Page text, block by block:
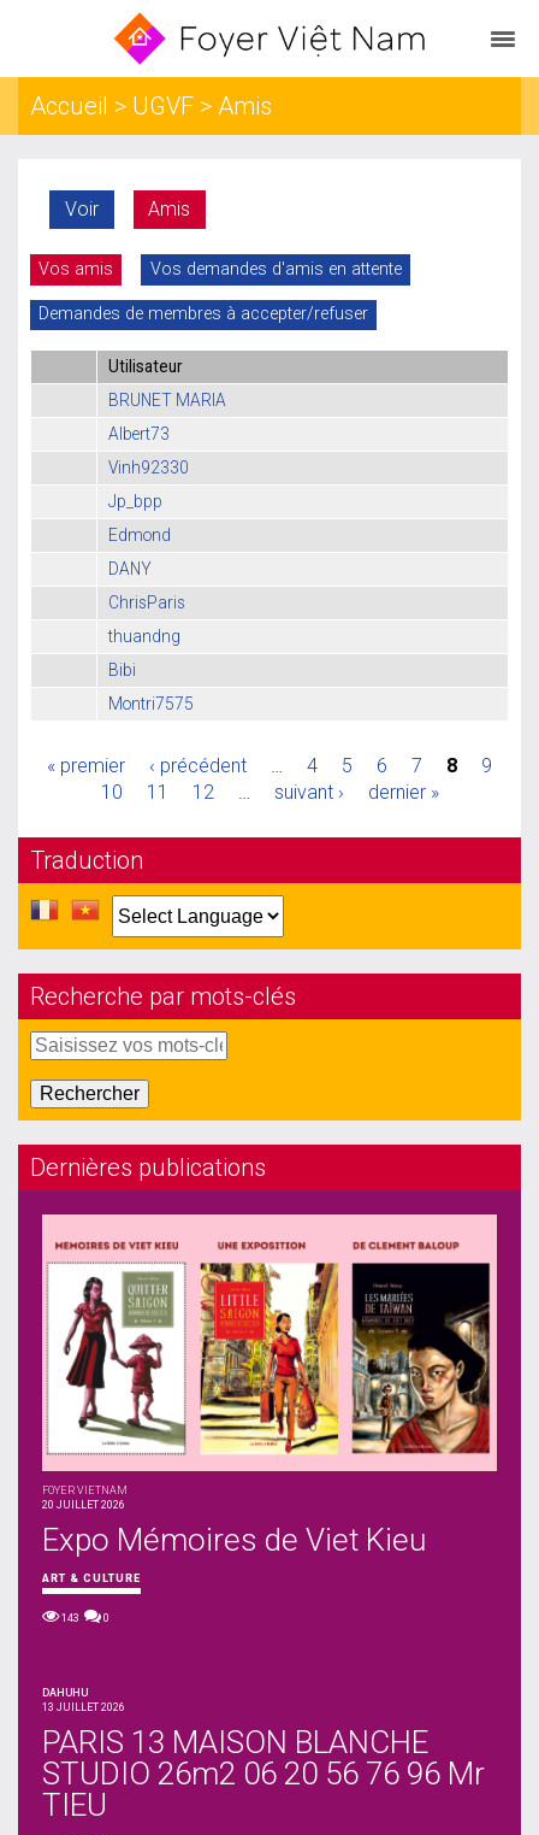
Accueil > UGVF > Amis
Voir Amis
Vos amis Vos demandes d'amis en attente
Demandes de membres à accepter/refuser
Utilisateur
BRUNET MARIA
Albert73
Vinh92330
Jp_bpp
Edmond
DANY
ChrisParis
thuandng
Bibi
Montri7575
« premier ‹ précédent … 4 5 6 7 8
9
10
11 12 … suivant › dernier »
Traduction
Recherche par mots-clés
Dernières publications
FOYER VIETNAM
20 JUILLET 2026
Expo Mémoires de Viet Kieu
ART & CULTURE
143 0
DAHUHU
13 JUILLET 2026
PARIS 13 MAISON BLANCHE
STUDIO 26m2 06 20 56 76 96 Mr
TIEU